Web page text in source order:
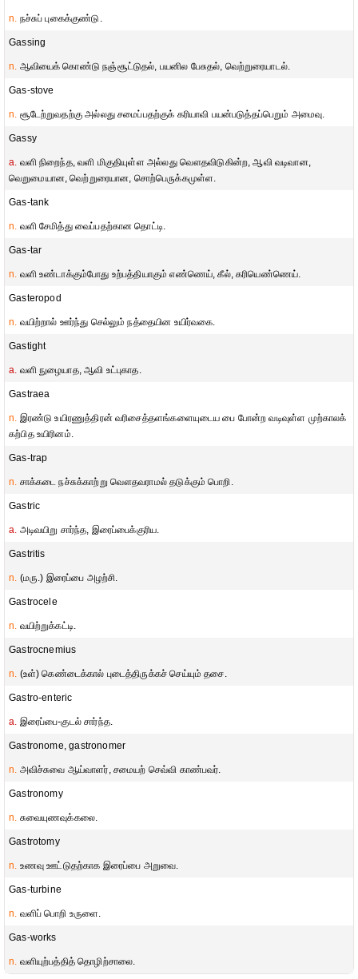
n. நச்சுப் புகைக்குண்டு.
Gassing
n. ஆவியைக் கொண்டு நஞ்சூட்டுதல், பயனில பேசுதல், வெற்றுரையாடல்.
Gas-stove
n. சூடேற்றுவதற்கு அல்லது சமைப்பதற்குக் கரியாவி பயன்படுத்தப்பெறும் அமைவு.
Gassy
a. வளி நிறைந்த, வளி மிகுதியுள்ள அல்லது வௌதவிடுகின்ற, ஆவி வடிவான,
வெறுமையான, வெற்றுரையான, சொற்பெருக்கமுள்ள.
Gas-tank
n. வளி சேமித்து வைப்பதற்கான தொட்டி.
Gas-tar
n. வளி உண்டாக்கும்போது உற்பத்தியாகும் எண்ணெய், கீல், கரியெண்ணெய்.
Gasteropod
n. வயிற்றால் ஊர்ந்து செல்லும் நத்தையின உயிர்வகை.
Gastight
a. வளி நுழையாத, ஆவி உட்புகாத.
Gastraea
n. இரண்டு உயிரணுத்திரன் வரிசைத்தளங்களையுடைய பை போன்ற வடிவுள்ள முற்காலக்
கற்பித உயிரினம்.
Gas-trap
n. சாக்கடை நச்சுக்காற்று வௌதவராமல் தடுக்கும் பொறி.
Gastric
a. அடிவயிறு சார்ந்த, இரைப்பைக்குரிய.
Gastritis
n. (மரு.) இரைப்பை அழற்சி.
Gastrocele
n. வயிற்றுக்கட்டி.
Gastrocnemius
n. (உள்) கெண்டைக்கால் புடைத்திருக்கச் செய்யும் தசை.
Gastro-enteric
a. இரைப்பை-குடல் சார்ந்த.
Gastronome, gastronomer
n. அவிச்சுவை ஆய்வாளர், சமையற் செவ்வி காண்பவர்.
Gastronomy
n. சுவையுணவுக்கலை.
Gastrotomy
n. உணவு ஊட்டுதற்காக இரைப்பை அறுவை.
Gas-turbine
n. வளிப் பொறி உருளை.
Gas-works
n. வளியுற்பத்தித் தொழிற்சாலை.